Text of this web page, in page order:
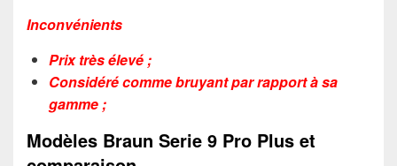
Inconvénients
Prix très élevé ;
Considéré comme bruyant par rapport à sa
gamme ;
Modèles Braun Serie 9 Pro Plus et